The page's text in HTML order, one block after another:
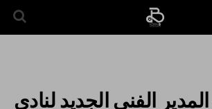
الفني الجديد لنادي